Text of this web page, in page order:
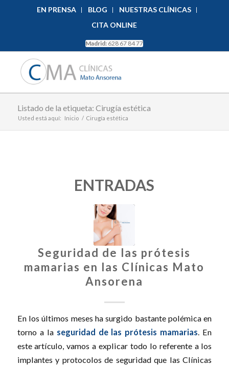
EN PRENSA BLOG
NUESTRAS CLÍNICAS
CITA ONLINE
Madrid: 628 67 84 77
Listado de la etiqueta: Cirugía estética
Usted está aquí: Inicio / Cirugía estética
ENTRADAS
Seguridad de las prótesis
mamarias en las Clínicas Mato
Ansorena
En los últimos meses ha surgido bastante polémica en
torno a la seguridad de las prótesis mamarias. En
este artículo, vamos a explicar todo lo referente a los
implantes y protocolos de seguridad que las Clínicas